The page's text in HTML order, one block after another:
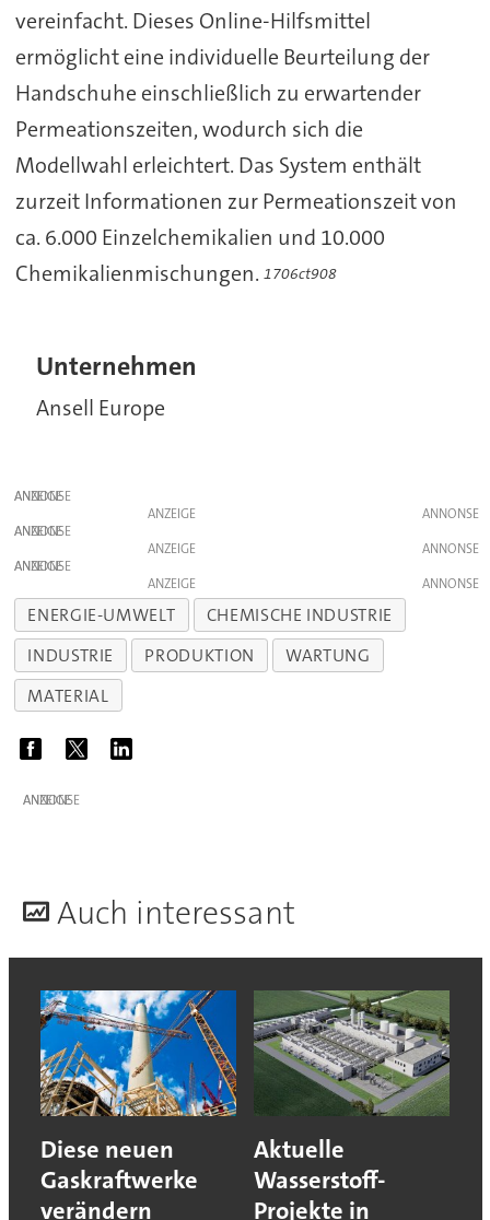
vereinfacht. Dieses Online-Hilfsmittel
ermöglicht eine individuelle Beurteilung der
Handschuhe einschließlich zu erwartender
Permeationszeiten, wodurch sich die
Modellwahl erleichtert. Das System enthält
zurzeit Informationen zur Permeationszeit von
ca. 6.000 Einzelchemikalien und 10.000
Chemikalienmischungen. 1706ct908
Unternehmen
Ansell Europe
ANZEIGE
ANZEIGE
ANZEIGE
ANZEIGE
ANZEIGE
ANZEIGE
ENERGIE-UMWELT
CHEMISCHE INDUSTRIE
INDUSTRIE
PRODUKTION
WARTUNG
MATERIAL
ANZEIGE
Auch interessant
Diese neuen
Gaskraftwerke
verändern
Aktuelle
Wasserstoff-
Projekte in